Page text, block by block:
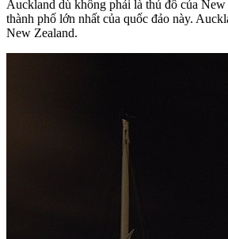
Auckland dù không phải là thủ đô của
thành phố lớn nhất của quốc đảo này.
New Zealand.